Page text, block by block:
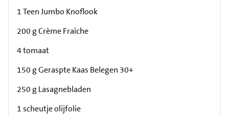
1 Teen Jumbo Knoflook
200 g Crème Fraîche
4 tomaat
150 g Geraspte Kaas Belegen 30+
250 g Lasagnebladen
1 scheutje olijfolie